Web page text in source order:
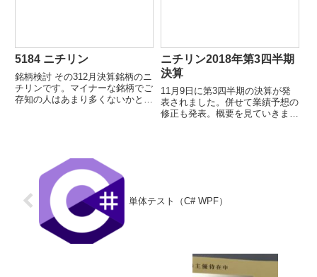
5184 ニチリン
銘柄検討 その312月決算銘柄のニ
チリンです。マイナーな銘柄でご
存知の人はあまり多くないかと思
ニチリン2018年第3四半期
決算
11月9日に第3四半期の決算が発
表されました。併せて業績予想の
修正も発表。概要を見ていきまし
単体テスト（C# WPF）